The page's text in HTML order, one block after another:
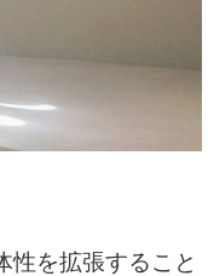
性を拡張すること